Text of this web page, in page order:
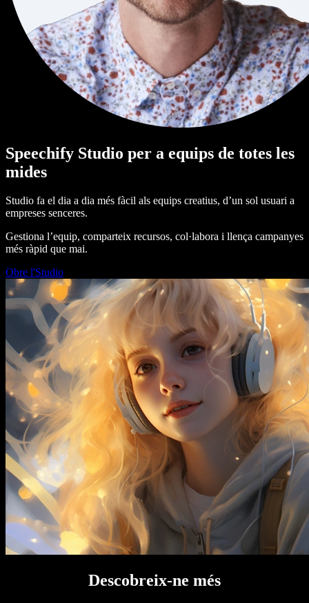
Speechify Studio per a equips de totes les
mides
Studio fa el dia a dia més fàcil als equips creatius, d’un sol usuari a
empreses senceres.
Gestiona l’equip, comparteix recursos, col·labora i llença campanyes
més ràpid que mai.
Obre l'Studio
Descobreix-ne més